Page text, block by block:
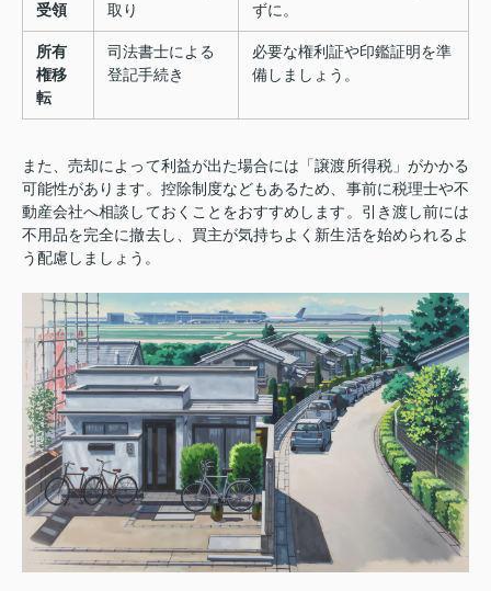
受領
取り
ずに。
所有
権移
転
司法書士による
登記手続き
必要な権利証や印鑑証明を準
備しましょう。
また、売却によって利益が出た場合には「譲渡所得税」がかかる
可能性があります。控除制度などもあるため、事前に税理士や不
動産会社へ相談しておくことをおすすめします。引き渡し前には
不用品を完全に撤去し、買主が気持ちよく新生活を始められるよ
う配慮しましょう。